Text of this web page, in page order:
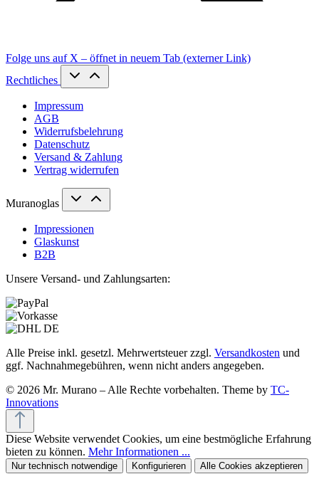
Folge uns auf X – öffnet in neuem Tab (externer Link)
Rechtliches
Impressum
AGB
Widerrufsbelehrung
Datenschutz
Versand & Zahlung
Vertrag widerrufen
Muranoglas
Impressionen
Glaskunst
B2B
Unsere Versand- und Zahlungsarten:
Alle Preise inkl. gesetzl. Mehrwertsteuer zzgl. Versandkosten und
ggf. Nachnahmegebühren, wenn nicht anders angegeben.
© 2026 Mr. Murano – Alle Rechte vorbehalten. Theme by TC-
Innovations
Diese Website verwendet Cookies, um eine bestmögliche Erfahrung
bieten zu können. Mehr Informationen ...
Nur technisch notwendige Konfigurieren Alle Cookies akzeptieren